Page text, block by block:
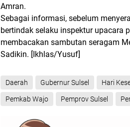
Amran.
Sebagai informasi, sebelum
bertindak selaku inspektur upacara
membacakan sambutan seragam
Sadikin. [Ikhlas/Yusuf]
Daerah Gubernur Sulsel Hari
Pemkab Wajo Pemprov Sulsel